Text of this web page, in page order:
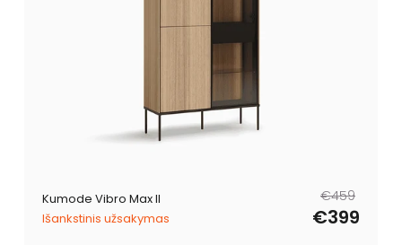
Kumode Vibro Max II
Išankstinis užsakymas
Parastā€459
Pārdošanas
€399